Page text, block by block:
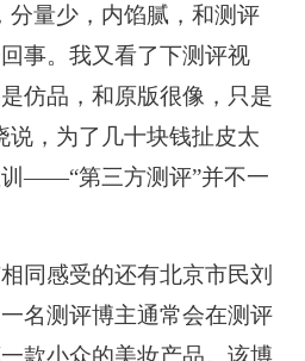
量少，内馅腻，和测评
事。我又看了下测评视
仿品，和原版很像，只是
说，为了几十块钱扯皮太
——“第三方测评”并不一
感受的还有北京市民刘
名测评博主通常会在测评
款小众的美妆产品。该博